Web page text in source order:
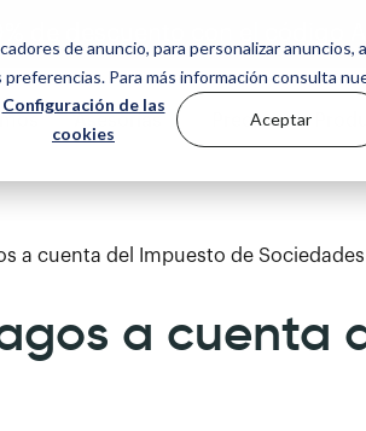
de anuncio, para personalizar anuncios,
Para más información consulta
Configuración de las
cookies
Aceptar
Asesorías Precios
a cuenta del Impuesto de Sociedades
a cuenta